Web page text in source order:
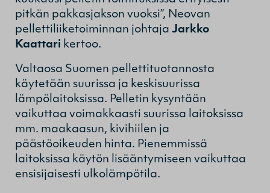
pitkän pakkasjakson vuoksi”, Neovan
pellettiliiketoiminnan johtaja Jarkko
Kaattari kertoo.
Valtaosa Suomen pellettituotannosta
käytetään suurissa ja keskisuurissa
lämpölaitoksissa. Pelletin kysyntään
vaikuttaa voimakkaasti suurissa laitoksissa
mm. maakaasun, kivihiilen ja
päästöoikeuden hinta. Pienemmissä
laitoksissa käytön lisääntymiseen vaikuttaa
ensisijaisesti ulkolämpötila.